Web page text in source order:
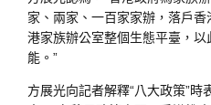
家、兩家、一百家家辦，落戶
港家族辦公室整個生態平臺，
能。”
方展光向記者解釋“八大政策”時